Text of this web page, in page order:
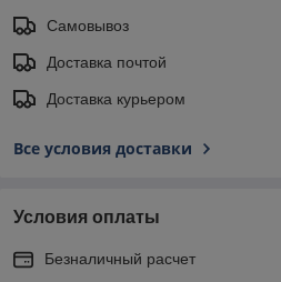
Самовывоз
Доставка почтой
Доставка курьером
Все условия доставки
Условия оплаты
Безналичный расчет